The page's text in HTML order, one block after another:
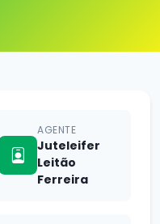
AGENTE
Juteleifer
Leitão
Ferreira